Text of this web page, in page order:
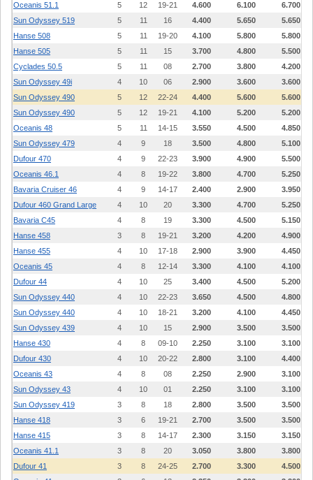
Oceanis 51.1
5 12 19-21 4.600 6.100
6.700
Sun Odyssey 519
5 11 16 4.400 5.650
5.650
Hanse 508
5 11 19-20 4.100 5.800
5.800
Hanse 505
5 11 15 3.700 4.800
5.500
Cyclades 50.5
5 11 08 2.700 3.800
4.200
Sun Odyssey 49i
4 10 06 2.900 3.600
3.600
Sun Odyssey 490
5 12 22-24 4.400 5.600
5.600
Sun Odyssey 490
5 12 19-21 4.100 5.200
5.200
Oceanis 48
5 11 14-15 3.550 4.500
4.850
Sun Odyssey 479
4 9 18 3.500 4.800
5.100
Dufour 470
4 9 22-23 3.900 4.900
5.500
Oceanis 46.1
4 8 19-22 3.800 4.700
5.250
Bavaria Cruiser 46
4 9 14-17 2.400 2.900
3.950
Dufour 460 Grand Large
4 10 20 3.300 4.700
5.250
Bavaria C45
4 8 19 3.300 4.500
5.150
Hanse 458
3 8 19-21 3.200 4.200
4.900
Hanse 455
4 10 17-18 2.900 3.900
4.450
Oceanis 45
4 8 12-14 3.300 4.100
4.100
Dufour 44
4 10 25 3.400 4.500
5.200
Sun Odyssey 440
4 10 22-23 3.650 4.500
4.800
Sun Odyssey 440
4 10 18-21 3.200 4.100
4.450
Sun Odyssey 439
4 10 15 2.900 3.500
3.500
Hanse 430
4 8 09-10 2.250 3.100
3.100
Dufour 430
4 10 20-22 2.800 3.100
4.400
Oceanis 43
4 8 08 2.250 2.900
3.100
Sun Odyssey 43
4 10 01 2.250 3.100
3.100
Sun Odyssey 419
3 8 18 2.800 3.500
3.500
Hanse 418
3 6 19-21 2.700 3.500
3.500
Hanse 415
3 8 14-17 2.300 3.150
3.150
Oceanis 41.1
3 8 20 3.050 3.800
3.800
Dufour 41
3 8 24-25 2.700 3.300
4.500